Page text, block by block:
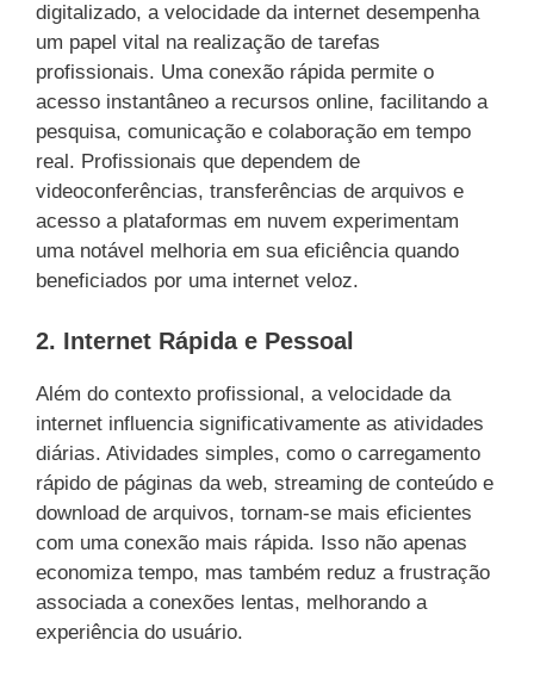
digitalizado, a velocidade da internet desempenha
um papel vital na realização de tarefas
profissionais. Uma conexão rápida permite o
acesso instantâneo a recursos online, facilitando a
pesquisa, comunicação e colaboração em tempo
real. Profissionais que dependem de
videoconferências, transferências de arquivos e
acesso a plataformas em nuvem experimentam
uma notável melhoria em sua eficiência quando
beneficiados por uma internet veloz.
2. Internet Rápida e Pessoal
Além do contexto profissional, a velocidade da
internet influencia significativamente as atividades
diárias. Atividades simples, como o carregamento
rápido de páginas da web, streaming de conteúdo e
download de arquivos, tornam-se mais eficientes
com uma conexão mais rápida. Isso não apenas
economiza tempo, mas também reduz a frustração
associada a conexões lentas, melhorando a
experiência do usuário.